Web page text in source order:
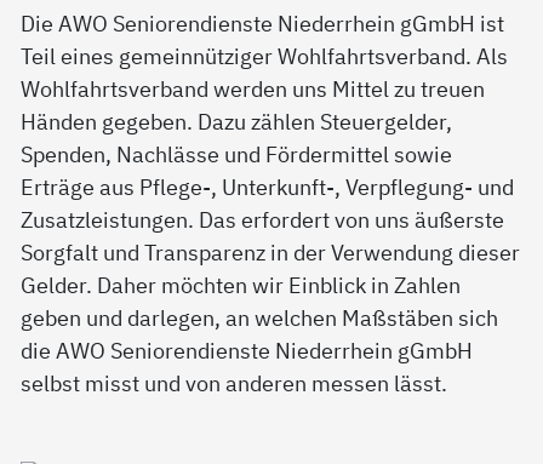
Die AWO Seniorendienste Niederrhein gGmbH ist
Teil eines gemeinnütziger Wohlfahrtsverband. Als
Wohlfahrtsverband werden uns Mittel zu treuen
Händen gegeben. Dazu zählen Steuergelder,
Spenden, Nachlässe und Fördermittel sowie
Erträge aus Pflege-, Unterkunft-, Verpflegung- und
Zusatzleistungen. Das erfordert von uns äußerste
Sorgfalt und Transparenz in der Verwendung dieser
Gelder. Daher möchten wir Einblick in Zahlen
geben und darlegen, an welchen Maßstäben sich
die AWO Seniorendienste Niederrhein gGmbH
selbst misst und von anderen messen lässt.